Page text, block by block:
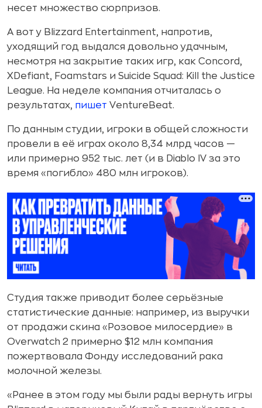
несет множество сюрпризов.
А вот у Blizzard Entertainment, напротив,
уходящий год выдался довольно удачным,
несмотря на закрытие таких игр, как Concord,
XDefiant, Foamstars и Suicide Squad: Kill the Justice
League. На неделе компания отчиталась о
результатах, пишет VentureBeat.
По данным студии, игроки в общей сложности
провели в её играх около 8,34 млрд часов —
или примерно 952 тыс. лет (и в Diablo IV за это
время «погибло» 480 млн игроков).
Студия также приводит более серьёзные
статистические данные: например, из выручки
от продажи скина «Розовое милосердие» в
Overwatch 2 примерно $12 млн компания
пожертвовала Фонду исследований рака
молочной железы.
«Ранее в этом году мы были рады вернуть игры